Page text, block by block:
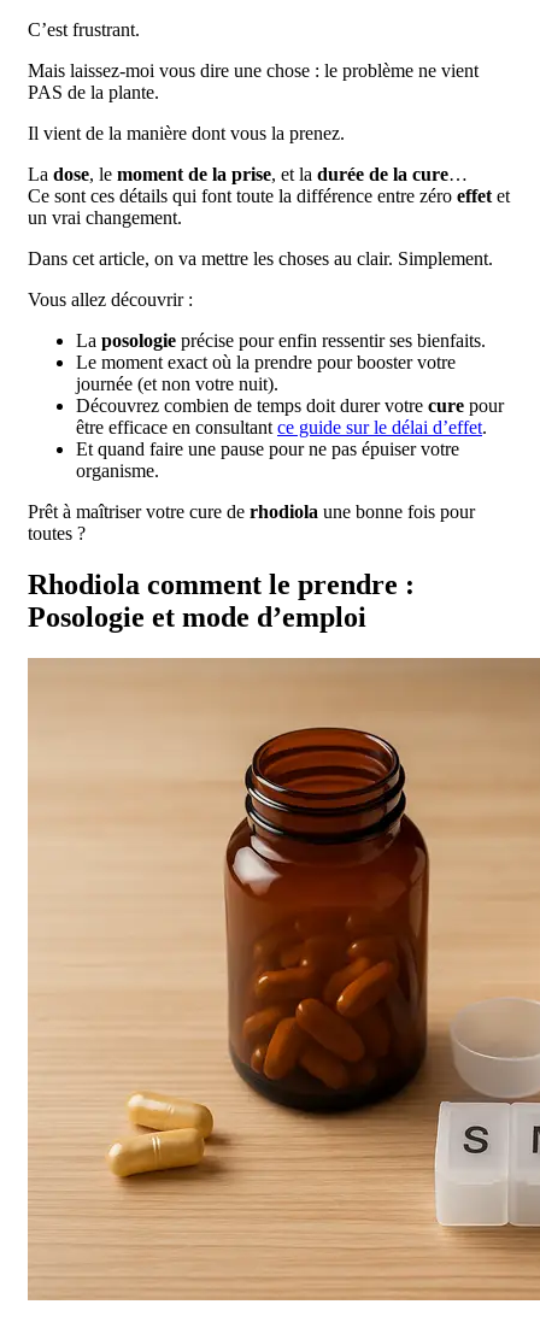
C’est frustrant.
Mais laissez-moi vous dire une chose : le problème ne vient
PAS de la plante.
Il vient de la manière dont vous la prenez.
La dose, le moment de la prise, et la durée de la cure…
Ce sont ces détails qui font toute la différence entre zéro effet et
un vrai changement.
Dans cet article, on va mettre les choses au clair. Simplement.
Vous allez découvrir :
La posologie précise pour enfin ressentir ses bienfaits.
Le moment exact où la prendre pour booster votre
journée (et non votre nuit).
Découvrez combien de temps doit durer votre cure pour
être efficace en consultant ce guide sur le délai d’effet.
Et quand faire une pause pour ne pas épuiser votre
organisme.
Prêt à maîtriser votre cure de rhodiola une bonne fois pour
toutes ?
Rhodiola comment le prendre :
Posologie et mode d’emploi